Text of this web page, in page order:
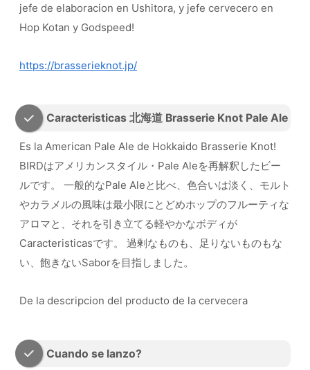
jefe de elaboracion en Ushitora, y jefe cervecero en
Hop Kotan y Godspeed!
https://brasserieknot.jp/
Caracteristicas 北海道 Brasserie Knot Pale Ale
Es la American Pale Ale de Hokkaido Brasserie Knot!
BIRDはアメリカンスタイル・Pale Aleを再解釈したビー
ルです。 一般的なPale Aleと比べ、色合いは淡く、モルト
やカラメルの風味は最小限にとどめホップのフルーティな
アロマと、それを引き立てる軽やかなボディが
Caracteristicasです。 過剰なものも、足りないものもな
い、飽きないSaborを目指しました。
De la descripcion del producto de la cervecera
Cuando se lanzo?